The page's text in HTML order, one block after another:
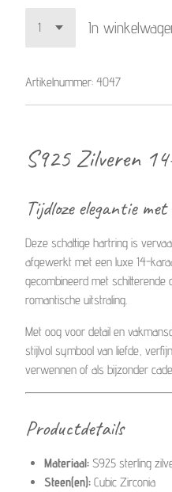
In
Artikelnummer: 4047
S925 Zilveren
Tijdloze elegantie
Deze schattige hartring is
afgewerkt met een luxe 14-
gecombineerd met
romantische uitstraling.
Met oog voor detail en
stijlvol symbool van liefde,
verwennen of als bijzonder
Productdetails
Materiaal: S925 sterling
Steen(en): Cubic Zirconia